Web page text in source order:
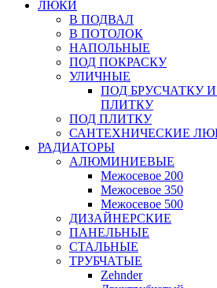
ЛЮКИ
В ПОДВАЛ
В ПОТОЛОК
НАПОЛЬНЫЕ
ПОД ПОКРАСКУ
УЛИЧНЫЕ
ПОД БРУСЧАТКУ
ПЛИТКУ
ПОД ПЛИТКУ
САНТЕХНИЧЕСКИЕ
РАДИАТОРЫ
АЛЮМИНИЕВЫЕ
Межосевое 200
Межосевое 350
Межосевое 500
ДИЗАЙНЕРСКИЕ
ПАНЕЛЬНЫЕ
СТАЛЬНЫЕ
ТРУБЧАТЫЕ
Zehnder